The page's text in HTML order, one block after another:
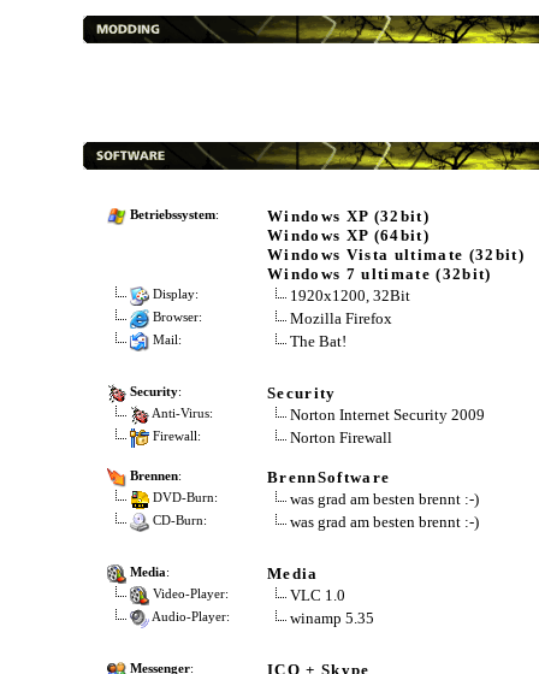
Betriebssystem:
Windows XP (32bit)
Windows XP (64bit)
Windows Vista ultimate (32bit)
Windows 7 ultimate (32bit)
Display: 1920x1200, 32Bit
Browser: Mozilla Firefox
Mail: The Bat!
Security: Security
Anti-Virus: Norton Internet Security 2009
Firewall: Norton Firewall
Brennen: BrennSoftware
DVD-Burn: was grad am besten brennt :-)
CD-Burn: was grad am besten brennt :-)
Media: Media
Video-Player: VLC 1.0
Audio-Player: winamp 5.35
Messenger: ICQ + Skype